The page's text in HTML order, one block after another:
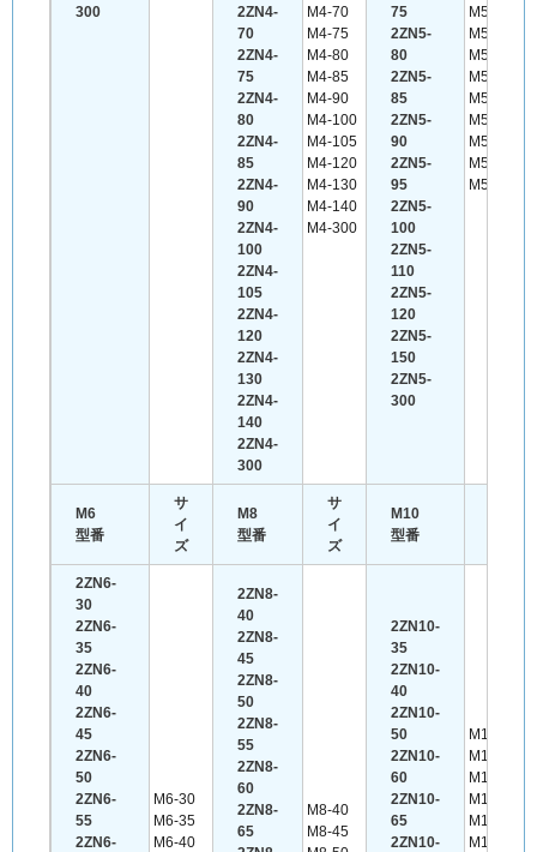
300
2ZN4-
70
2ZN4-
75
2ZN4-
80
2ZN4-
85
2ZN4-
90
2ZN4-
100
2ZN4-
105
2ZN4-
120
2ZN4-
130
2ZN4-
140
2ZN4-
300
M4-70
M4-75
M4-80
M4-85
M4-90
M4-100
M4-105
M4-120
M4-130
M4-140
M4-300
75
2ZN5-
80
2ZN5-
85
2ZN5-
90
2ZN5-
95
2ZN5-
100
2ZN5-
110
2ZN5-
120
2ZN5-
150
2ZN5-
300
M5-80
M5-85
M5-90
M5-95
M5-100
M5-110
M5-120
M5-150
M5-300
M6
型番
サ
イ
ズ
M8
型番
サ
イ
ズ
M10
型番
2ZN6-
30
2ZN6-
35
2ZN6-
40
2ZN6-
45
2ZN6-
50
2ZN6-
55
2ZN6-
M6-30
M6-35
M6-40
2ZN8-
40
2ZN8-
45
2ZN8-
50
2ZN8-
55
2ZN8-
60
2ZN8-
65
M8-40
M8-45
2ZN10-
35
2ZN10-
40
2ZN10-
50
2ZN10-
60
2ZN10-
65
2ZN10-
M10-35
M10-40
M10-50
M10-60
M10-65
M10-70